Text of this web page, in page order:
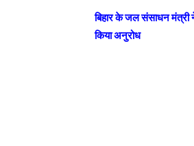
बिहार के जल संसाधन मंत्री
किया अनुरोध